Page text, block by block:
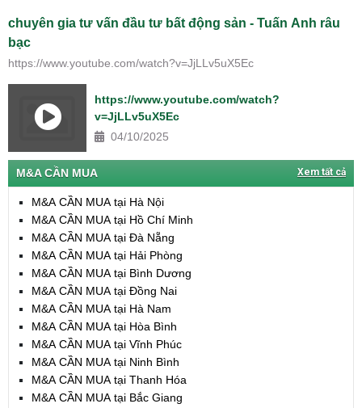
chuyên gia tư vấn đầu tư bất động sản - Tuấn Anh râu
bạc
https://www.youtube.com/watch?v=JjLLv5uX5Ec
https://www.youtube.com/watch?
v=JjLLv5uX5Ec
04/10/2025
M&A CẦN MUA Xem tất cả
M&A CẦN MUA tại Hà Nội
M&A CẦN MUA tại Hồ Chí Minh
M&A CẦN MUA tại Đà Nẵng
M&A CẦN MUA tại Hải Phòng
M&A CẦN MUA tại Bình Dương
M&A CẦN MUA tại Đồng Nai
M&A CẦN MUA tại Hà Nam
M&A CẦN MUA tại Hòa Bình
M&A CẦN MUA tại Vĩnh Phúc
M&A CẦN MUA tại Ninh Bình
M&A CẦN MUA tại Thanh Hóa
M&A CẦN MUA tại Bắc Giang